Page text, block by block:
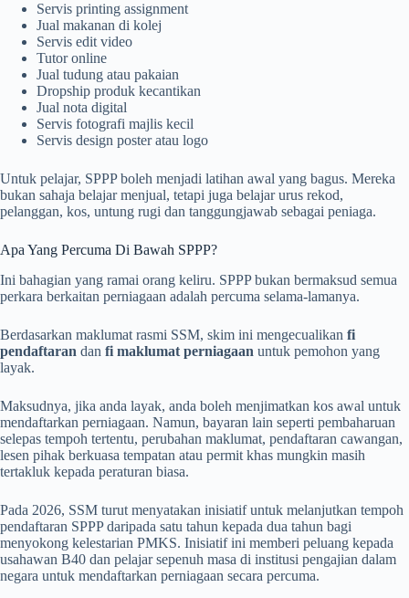
Servis printing assignment
Jual makanan di kolej
Servis edit video
Tutor online
Jual tudung atau pakaian
Dropship produk kecantikan
Jual nota digital
Servis fotografi majlis kecil
Servis design poster atau logo
Untuk pelajar, SPPP boleh menjadi latihan awal yang bagus. Mereka
bukan sahaja belajar menjual, tetapi juga belajar urus rekod,
pelanggan, kos, untung rugi dan tanggungjawab sebagai peniaga.
Apa Yang Percuma Di Bawah SPPP?
Ini bahagian yang ramai orang keliru. SPPP bukan bermaksud semua
perkara berkaitan perniagaan adalah percuma selama-lamanya.
Berdasarkan maklumat rasmi SSM, skim ini mengecualikan fi
pendaftaran dan fi maklumat perniagaan untuk pemohon yang
layak.
Maksudnya, jika anda layak, anda boleh menjimatkan kos awal untuk
mendaftarkan perniagaan. Namun, bayaran lain seperti pembaharuan
selepas tempoh tertentu, perubahan maklumat, pendaftaran cawangan,
lesen pihak berkuasa tempatan atau permit khas mungkin masih
tertakluk kepada peraturan biasa.
Pada 2026, SSM turut menyatakan inisiatif untuk melanjutkan tempoh
pendaftaran SPPP daripada satu tahun kepada dua tahun bagi
menyokong kelestarian PMKS. Inisiatif ini memberi peluang kepada
usahawan B40 dan pelajar sepenuh masa di institusi pengajian dalam
negara untuk mendaftarkan perniagaan secara percuma.